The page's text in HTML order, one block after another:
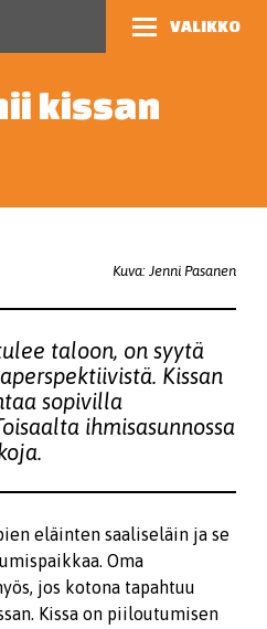
VALIKKO
kissan
Kuva: Jenni Pasanen
taloon, on syytä
Kissan
sopivilla
ihmisasunnossa
eläinten saaliseläin ja se
Oma
jos kotona tapahtuu
Kissa on piiloutumisen